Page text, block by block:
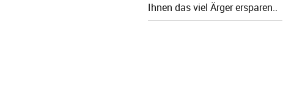
Ihnen das viel Ärger ersparen..